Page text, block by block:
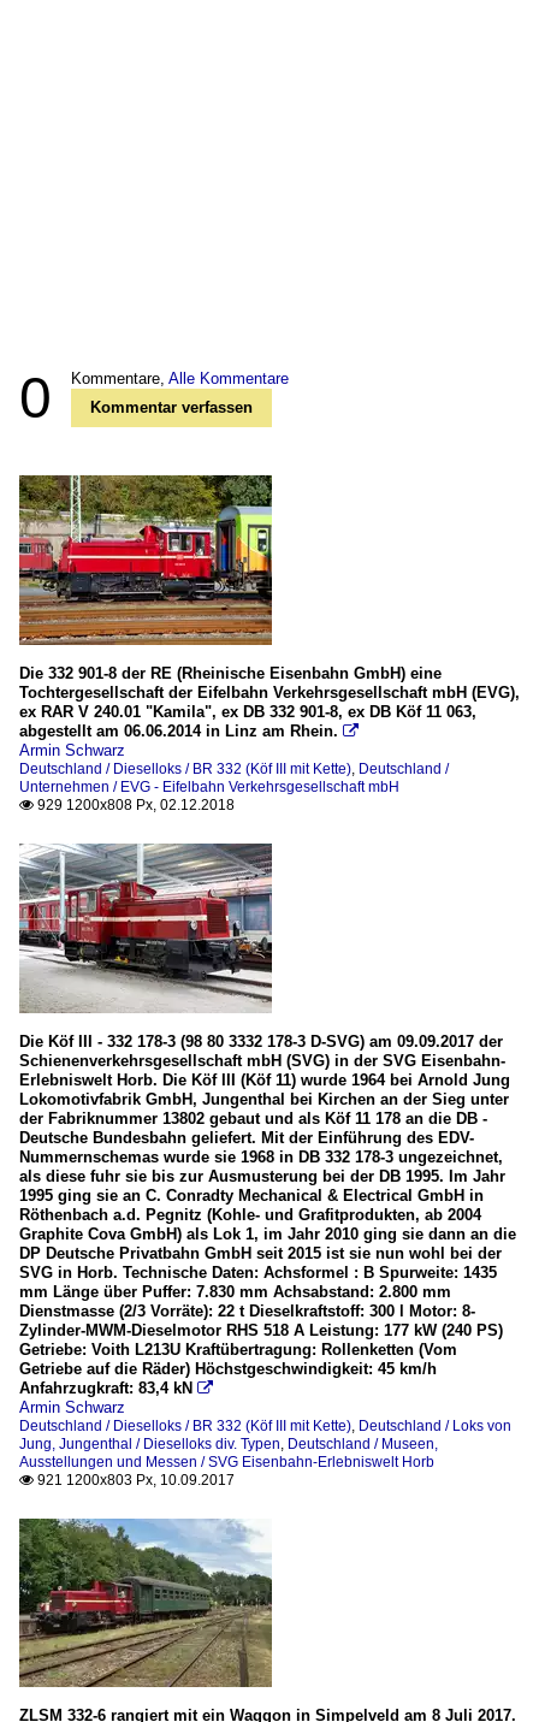
0 Kommentare, Alle Kommentare
Kommentar verfassen
Die 332 901-8 der RE (Rheinische Eisenbahn GmbH) eine
Tochtergesellschaft der Eifelbahn Verkehrsgesellschaft mbH (EVG),
ex RAR V 240.01 "Kamila", ex DB 332 901-8, ex DB Köf 11 063,
abgestellt am 06.06.2014 in Linz am Rhein. 
Armin Schwarz
Deutschland / Dieselloks / BR 332 (Köf III mit Kette), Deutschland /
Unternehmen / EVG - Eifelbahn Verkehrsgesellschaft mbH
 929 1200x808 Px, 02.12.2018
Die Köf III - 332 178-3 (98 80 3332 178-3 D-SVG) am 09.09.2017 der
Schienenverkehrsgesellschaft mbH (SVG) in der SVG Eisenbahn-
Erlebniswelt Horb. Die Köf III (Köf 11) wurde 1964 bei Arnold Jung
Lokomotivfabrik GmbH, Jungenthal bei Kirchen an der Sieg unter
der Fabriknummer 13802 gebaut und als Köf 11 178 an die DB -
Deutsche Bundesbahn geliefert. Mit der Einführung des EDV-
Nummernschemas wurde sie 1968 in DB 332 178-3 ungezeichnet,
als diese fuhr sie bis zur Ausmusterung bei der DB 1995. Im Jahr
1995 ging sie an C. Conradty Mechanical & Electrical GmbH in
Röthenbach a.d. Pegnitz (Kohle- und Grafitprodukten, ab 2004
Graphite Cova GmbH) als Lok 1, im Jahr 2010 ging sie dann an die
DP Deutsche Privatbahn GmbH seit 2015 ist sie nun wohl bei der
SVG in Horb. Technische Daten: Achsformel : B Spurweite: 1435
mm Länge über Puffer: 7.830 mm Achsabstand: 2.800 mm
Dienstmasse (2/3 Vorräte): 22 t Dieselkraftstoff: 300 l Motor: 8-
Zylinder-MWM-Dieselmotor RHS 518 A Leistung: 177 kW (240 PS)
Getriebe: Voith L213U Kraftübertragung: Rollenketten (Vom
Getriebe auf die Räder) Höchstgeschwindigkeit: 45 km/h
Anfahrzugkraft: 83,4 kN 
Armin Schwarz
Deutschland / Dieselloks / BR 332 (Köf III mit Kette), Deutschland / Loks von
Jung, Jungenthal / Dieselloks div. Typen, Deutschland / Museen,
Ausstellungen und Messen / SVG Eisenbahn-Erlebniswelt Horb
 921 1200x803 Px, 10.09.2017
ZLSM 332-6 rangiert mit ein Waggon in Simpelveld am 8 Juli 2017.